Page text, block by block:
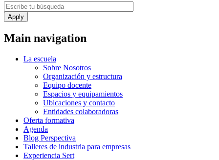
Main navigation
La escuela
Sobre Nosotros
Organización y estructura
Equipo docente
Espacios y equipamientos
Ubicaciones y contacto
Entidades colaboradoras
Oferta formativa
Agenda
Blog Perspectiva
Talleres de industria para empresas
Experiencia Sert